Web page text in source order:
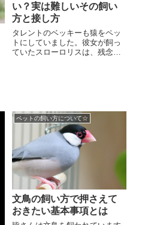
い？実は難しいその飼い
方と接し方
タレントのベッキーも猿をペッ
トにしていました。彼女が飼っ
ていたスローロリスは、残念な
ペットの飼い方について☆
文鳥の飼い方で押さえて
おきたい基本事項とは